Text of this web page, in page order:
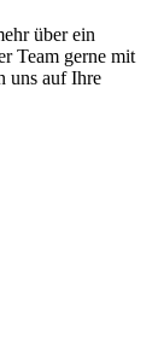
über ein
Team gerne mit
uns auf Ihre